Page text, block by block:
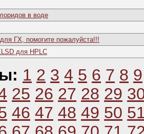
в воде
ГХ, помогите пожалуйста!!!
для HPLC
1 2 3 4 5 6 7 8 9
25 26 27 28 29
46 47 48 49 50